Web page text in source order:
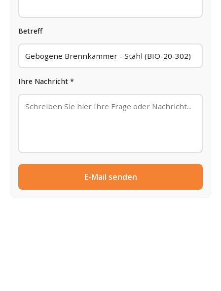
Betreff
Ihre Nachricht *
E-Mail senden